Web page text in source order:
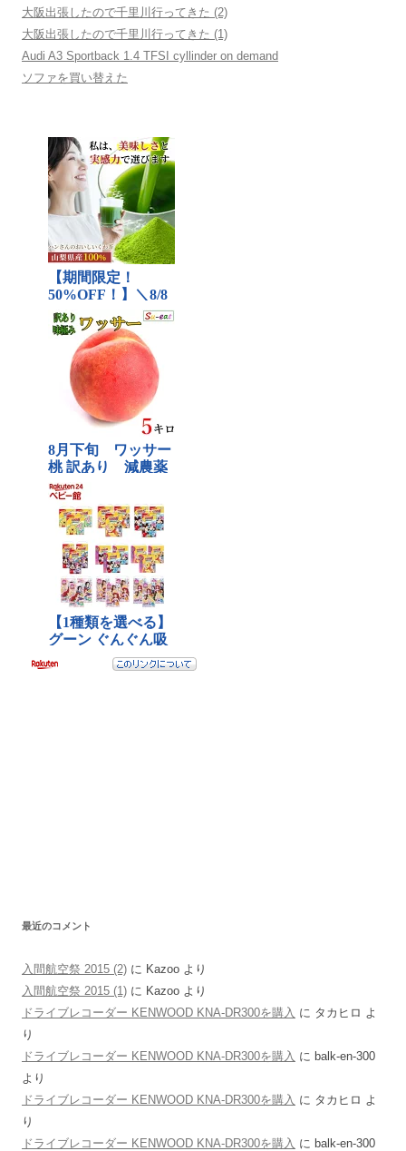
大阪出張したので千里川行ってきた (2)
大阪出張したので千里川行ってきた (1)
Audi A3 Sportback 1.4 TFSI cyllinder on demand
ソファを買い替えた
最近のコメント
入間航空祭 2015 (2) に Kazoo より
入間航空祭 2015 (1) に Kazoo より
ドライブレコーダー KENWOOD KNA-DR300を購入 に タカヒロ よ
り
ドライブレコーダー KENWOOD KNA-DR300を購入 に balk-en-300
より
ドライブレコーダー KENWOOD KNA-DR300を購入 に タカヒロ よ
り
ドライブレコーダー KENWOOD KNA-DR300を購入 に balk-en-300